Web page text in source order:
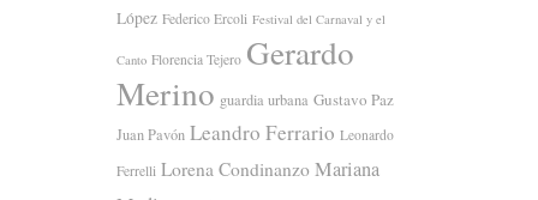
López Federico Ercoli Festival del Carnaval y el
Canto Florencia Tejero Gerardo
Merino guardia urbana Gustavo Paz
Juan Pavón Leandro Ferrario Leonardo
Ferrelli Lorena Condinanzo Mariana